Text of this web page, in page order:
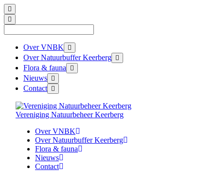
Skip
to
content
for:
Over VNBK
Over Natuurbuffer Keerberg
Flora & fauna
Nieuws
Contact
Vereniging Natuurbeheer Keerberg
Over VNBK
Over Natuurbuffer Keerberg
Flora & fauna
Nieuws
Contact